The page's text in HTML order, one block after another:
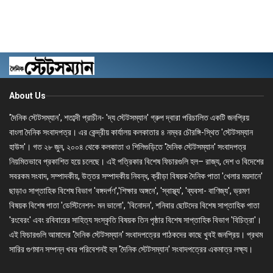
About Us
'দৈনিক স্টেটসম্যান', শতাব্দী প্রাচীন- 'দ্য স্টেটসম্যান' গ্রুপ দ্বারা পরিচালিত একটি জনপ্রিয়
বাংলা দৈনিক সংবাদপত্র। এর কেন্দ্রীয় কার্যালয় কলকাতার ৪ নম্বর চৌরঙ্গি-স্থিত 'স্টেটসম্যান
হাউস'। গত ২৮ জুন, ২০০৪ থেকে কলকাতা ও শিলিগুড়িতে 'দৈনিক স্টেটসম্যান' সংবাদপত্র
নিয়মিতভাবে প্রকাশিত হয়ে চলেছে। এই পত্রিকার বিশেষ ফিচারগুলি হল– রাজ্য, দেশ ও বিদেশের
সবরকম সংবাদ, সম্পাদকীয়, উত্তর সম্পাদকীয় নিবন্ধ, ক্রীড়া বিষয়ক দৈনিক পাতা 'খেলার ময়দানে'
ছাড়াও সাপ্তাহিক বিশেষ বিভাগ 'বঙ্গদর্পণ','শিক্ষার অঙ্গনে', 'স্বাস্থ্য', 'ব্যবসা- বাণিজ্য', ভ্রমণ
বিষয়ক বিশেষ পাতা 'ডেস্টিনেশন- মন ভালো', 'বিনোদন', শনিবার ছোটদের বিশেষ সাপ্তাহিক পাতা
'রংবেরং' এবং রবিবারের সাহিত্য সংস্কৃতি বিষয়ক তিন পৃষ্ঠার বিশেষ সাপ্তাহিক বিভাগ 'বিচিত্রা'।
এই ফিচারগুলি আমাদের 'দৈনিক স্টেটসম্যান' সংবাদপত্রের পাঠকদের কাছে খুবই জনপ্রিয়। প্রথম
সারির গুণমান সম্পন্ন খবর পরিবেশনই হল 'দৈনিক স্টেটসম্যান' সংবাদপত্রের একমাত্র লক্ষ্য।